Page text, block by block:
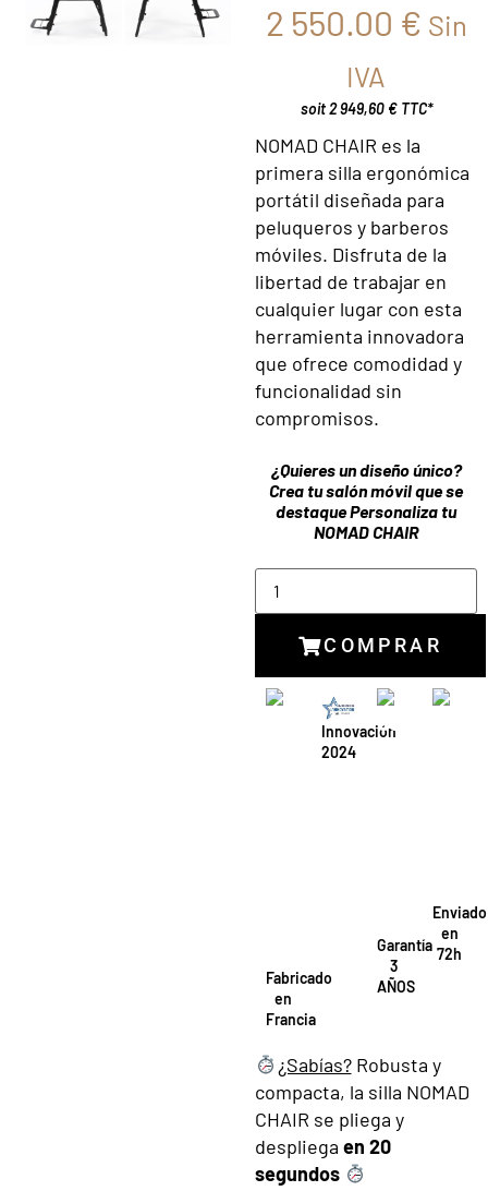
2 550.00 € Sin
IVA
soit 2 949,60 € TTC*
NOMAD CHAIR es la
primera silla ergonómica
portátil diseñada para
peluqueros y barberos
móviles. Disfruta de la
libertad de trabajar en
cualquier lugar con esta
herramienta innovadora
que ofrece comodidad y
funcionalidad sin
compromisos.
¿Quieres un diseño único?
Crea tu salón móvil que se
destaquePersonaliza tu
NOMAD CHAIR
COMPRAR
Fabricado
en
Francia
Innovación
2024
Garantía
3
AÑOS
Enviado
en
72h
¿Sabías?Robusta y
compacta, la silla NOMAD
CHAIR se pliega y
despliega en 20
segundos